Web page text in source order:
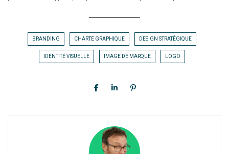
BRANDING CHARTE GRAPHIQUE DESIGN STRATÉGIQUE
IDENTITÉ VISUELLE IMAGE DE MARQUE LOGO